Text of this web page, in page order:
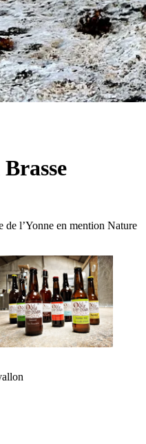
de l’Yonne en mention Nature